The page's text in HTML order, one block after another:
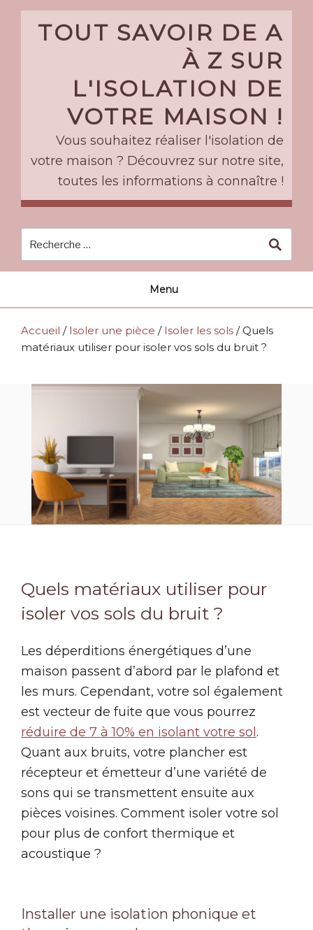
Skip
TOUT SAVOIR DE A
À Z SUR
L'ISOLATION DE
VOTRE MAISON !
Vous souhaitez réaliser l'isolation de
votre maison ? Découvrez sur notre site,
toutes les informations à connaître !
Menu
Accueil / Isoler une pièce / Isoler les sols / Quels
matériaux utiliser pour isoler vos sols du bruit ?
Quels matériaux utiliser pour
isoler vos sols du bruit ?
Les déperditions énergétiques d’une
maison passent d’abord par le plafond et
les murs. Cependant, votre sol également
est vecteur de fuite que vous pourrez
réduire de 7 à 10% en isolant votre sol.
Quant aux bruits, votre plancher est
récepteur et émetteur d’une variété de
sons qui se transmettent ensuite aux
pièces voisines. Comment isoler votre sol
pour plus de confort thermique et
acoustique ?
Installer une isolation phonique et